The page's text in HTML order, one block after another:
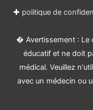
✚ politique de
� Avertissement : Le
éducatif et ne doit
médical. Veuillez
avec un médecin ou